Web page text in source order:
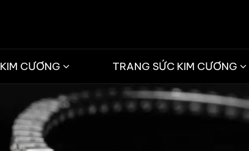
KIM CƯƠNG TRANG SỨC KIM CƯƠNG